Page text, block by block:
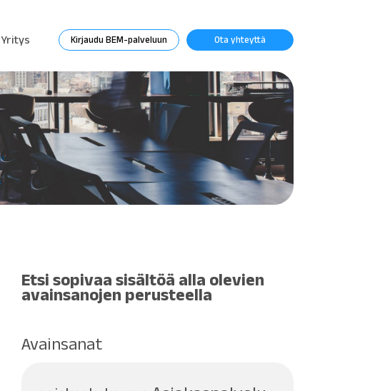
Yritys Kirjaudu BEM-palveluun Ota yhteyttä
Etsi sopivaa sisältöä alla olevien
avainsanojen perusteella
Avainsanat